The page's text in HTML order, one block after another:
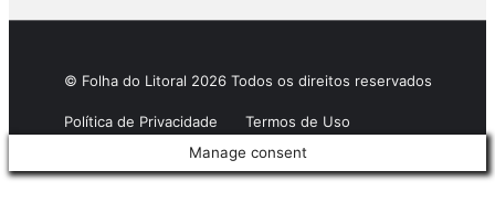
© Folha do Litoral 2026 Todos os direitos reservados
Política de Privacidade
Termos de Uso
Manage consent